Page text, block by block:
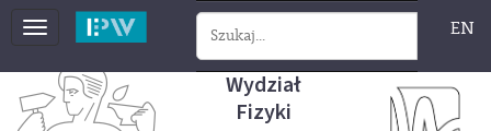
Toggle
EN
Wydział
Fizyki